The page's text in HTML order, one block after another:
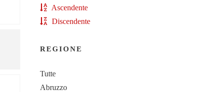
Ascendente
Discendente
REGIONE
Tutte
Abruzzo